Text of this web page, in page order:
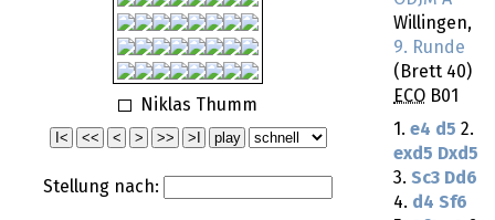
Niklas Thumm
Stellung nach:
Willingen,
9. Runde
(Brett 40)
ECO B01
1. e4 d5 2.
exd5 Dxd5
3. Sc3 Dd6
4. d4 Sf6